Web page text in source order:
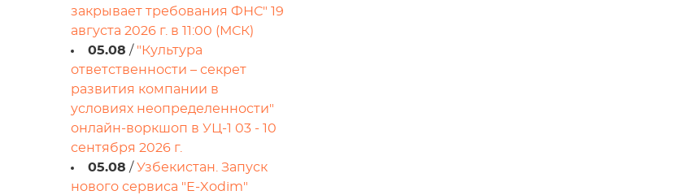
закрывает требования ФНС" 19
августа 2026 г. в 11:00 (МСК)
05.08 / "Культура
ответственности – секрет
развития компании в
условиях неопределенности"
онлайн-воркшоп в УЦ-1 03 - 10
сентября 2026 г.
05.08 / Узбекистан. Запуск
нового сервиса "E-Xodim"